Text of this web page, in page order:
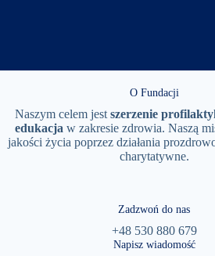
O Fundacji
Naszym celem jestszerzenie
edukacja w zakresie zdrowia. Naszą
jakości życia poprzez działania
charytatywne.
Zadzwoń do nas
+48 530 880 679
Napisz wiadomość